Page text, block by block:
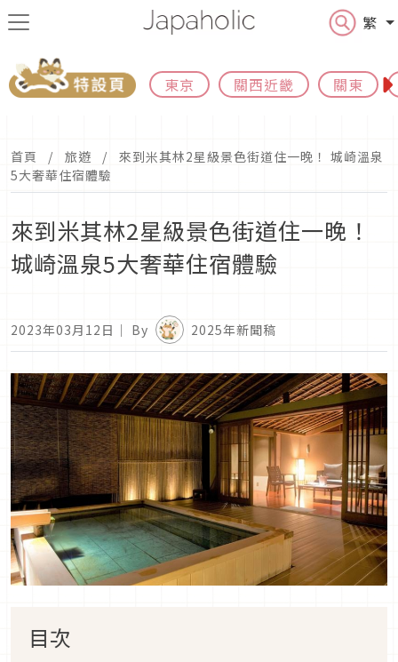
繁
東京 關西近畿 關東
首頁 旅遊
來到米其林2星級景色街道住一晚！ 城崎溫泉
5大奢華住宿體驗
來到米其林2星級景色街道住一晚！
城崎溫泉5大奢華住宿體驗
2023年03月12日 ｜ By 2025年新聞稿
目次